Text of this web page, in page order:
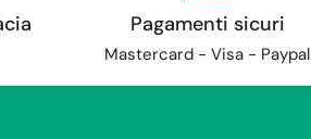
Pagamenti sicuri
Mastercard - Visa - Paypal